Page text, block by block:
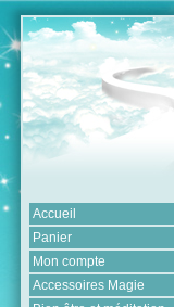
Accueil
Panier
Mon compte
Accessoires Magie